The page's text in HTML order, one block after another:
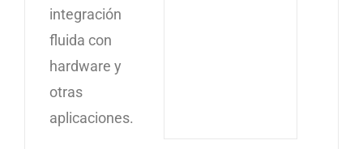
integración
fluida con
hardware y
otras
aplicaciones.